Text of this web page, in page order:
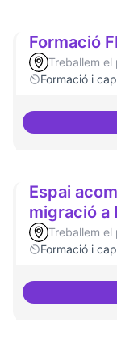
Formació
Treballem
Formació i
Espai
migració a
Treballem
Formació i